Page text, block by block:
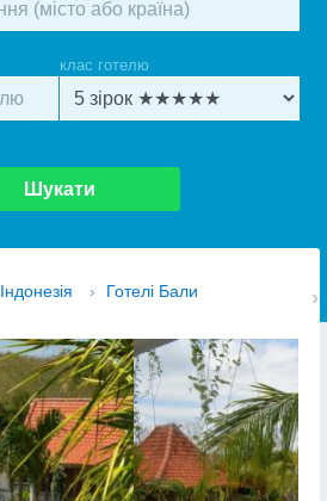
клас готелю
Шукати
Індонезія › Готелі Бали